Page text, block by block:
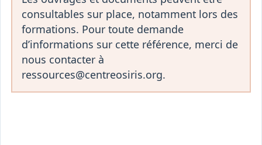
consultables sur place, notamment lors des
formations. Pour toute demande
d’informations sur cette référence, merci de
nous contacter à
ressources@centreosiris.org.